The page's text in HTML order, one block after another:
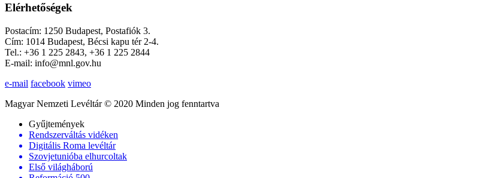
Elérhetőségek
Postacím: 1250 Budapest, Postafiók 3.
Cím: 1014 Budapest, Bécsi kapu tér 2-4.
Tel.: +36 1 225 2843, +36 1 225 2844
E-mail: info@mnl.gov.hu
e-mail facebook vimeo
Magyar Nemzeti Levéltár © 2020 Minden jog fenntartva
Gyűjtemények
Rendszerváltás vidéken
Digitális Roma levéltár
Szovjetunióba elhurcoltak
Első világháború